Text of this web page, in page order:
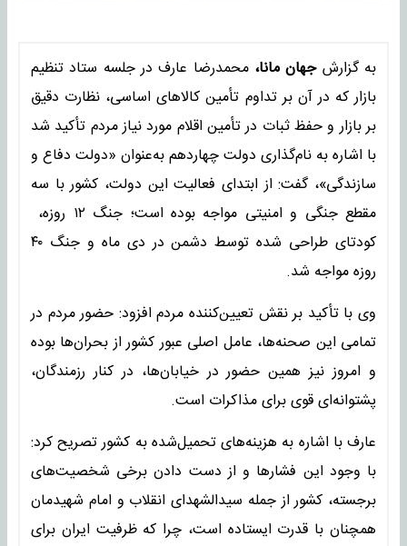
به گزارش جهان مانا، محمدرضا عارف در جلسه ستاد تنظیم
بازار که در آن بر تداوم تأمین کالاهای اساسی، نظارت دقیق
بر بازار و حفظ ثبات در تأمین اقلام مورد نیاز مردم تأکید شد
با اشاره به نام‌گذاری دولت چهاردهم به‌عنوان «دولت دفاع و
سازندگی»، گفت: از ابتدای فعالیت این دولت، کشور با سه
مقطع جنگی و امنیتی مواجه بوده است؛ جنگ ۱۲ روزه،
کودتای طراحی شده توسط دشمن در دی ماه و جنگ ۴۰
روزه مواجه شد.
وی با تأکید بر نقش تعیین‌کننده مردم افزود: حضور مردم در
تمامی این صحنه‌ها، عامل اصلی عبور کشور از بحران‌ها بوده
و امروز نیز همین حضور در خیابان‌ها، در کنار رزمندگان،
پشتوانه‌ای قوی برای مذاکرات است.
عارف با اشاره به هزینه‌های تحمیل‌شده به کشور تصریح کرد:
با وجود این فشارها و از دست دادن برخی شخصیت‌های
برجسته، کشور از جمله سیدالشهدای انقلاب و امام شهیدمان
همچنان با قدرت ایستاده است، چرا که ظرفیت ایران برای